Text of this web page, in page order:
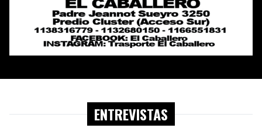
ENTREVISTAS